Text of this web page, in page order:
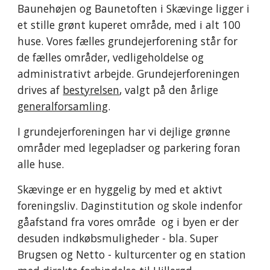
Baunehøjen og Baunetoften i Skævinge ligger i
et stille grønt kuperet område, med i alt 100
huse. Vores fælles grundejerforening står for
de fælles områder, vedligeholdelse og
administrativt arbejde. Grundejerforeningen
drives af bestyrelsen, valgt på den årlige
generalforsamling.
I grundejerforeningen har vi dejlige grønne
områder med legepladser og parkering foran
alle huse.
Skævinge er en hyggelig by med et aktivt
foreningsliv. Daginstitution og skole indenfor
gåafstand fra vores område og i byen er der
desuden indkøbsmuligheder - bla. Super
Brugsen og Netto - kulturcenter og en station